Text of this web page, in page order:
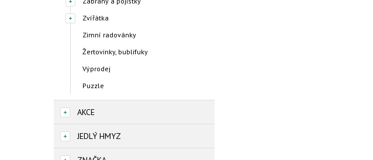
Zvířátka
Zimní radovánky
Žertovinky, bublifuky
Výprodej
Puzzle
AKCE
JEDLÝ HMYZ